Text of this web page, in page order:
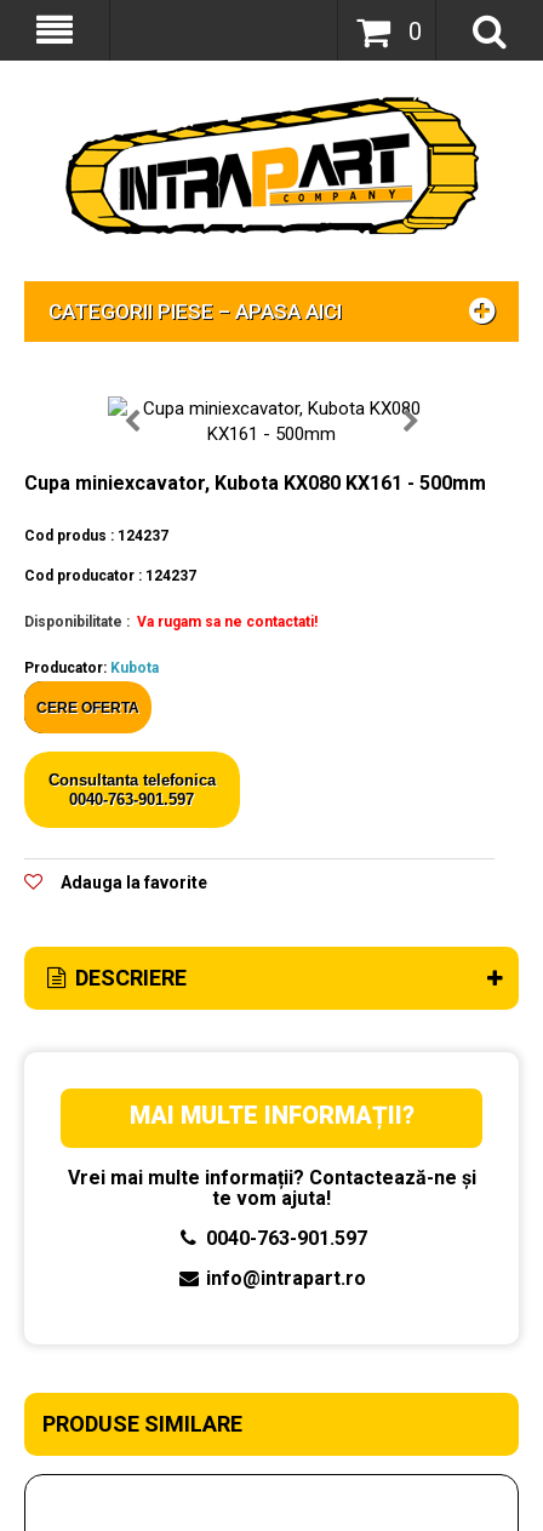
0
CATEGORII PIESE – APASA AICI
Cupa miniexcavator, Kubota KX080 KX161 - 500mm
Cod produs : 124237
Cod producator : 124237
Disponibilitate : Va rugam sa ne contactati!
Producator: Kubota
CERE OFERTA
Consultanta telefonica
0040-763-901.597
Adauga la favorite
DESCRIERE
MAI MULTE INFORMAȚII?
Vrei mai multe informații? Contactează-ne și
te vom ajuta!
0040-763-901.597
info@intrapart.ro
PRODUSE SIMILARE